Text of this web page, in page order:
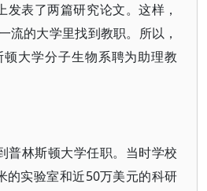
发表了两篇研究论文。这样，
流的大学里找到教职。所以，
大学分子生物系聘为助理教
普林斯顿大学任职。当时学校
的实验室和近50万美元的科研